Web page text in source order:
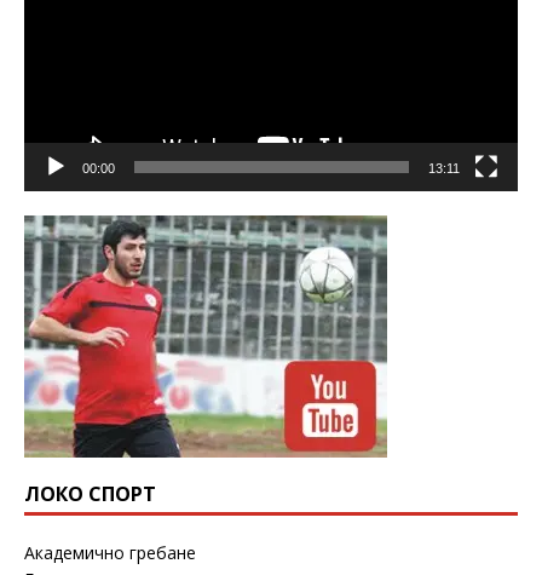
00:00 13:11
ЛОКО СПОРТ
Академично гребане